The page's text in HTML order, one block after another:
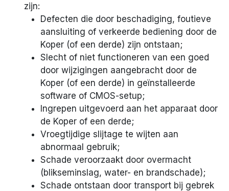
zijn:
Defecten die door beschadiging, foutieve
aansluiting of verkeerde bediening door de
Koper (of een derde) zijn ontstaan;
Slecht of niet functioneren van een goed
door wijzigingen aangebracht door de
Koper (of een derde) in geïnstalleerde
software of CMOS-setup;
Ingrepen uitgevoerd aan het apparaat door
de Koper of een derde;
Vroegtijdige slijtage te wijten aan
abnormaal gebruik;
Schade veroorzaakt door overmacht
(blikseminslag, water- en brandschade);
Schade ontstaan door transport bij gebrek